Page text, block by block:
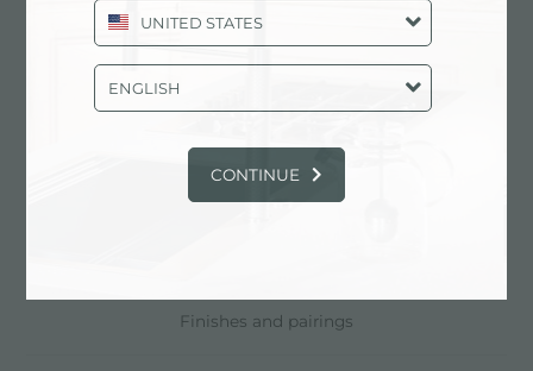
Compétence
Détails indéniables
Les finitions de l'acier
Matériaux sélectionné
Finishes and pairings
UNITED STATES
ENGLISH
CONTINUE